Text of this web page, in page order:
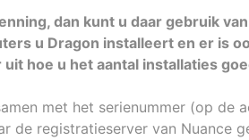
dan kunt u daar gebruik
u Dragon installeert en er is
hoe u het aantal installaties
met het serienummer (op de
de registratieserver van Nuance